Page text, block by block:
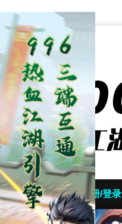
首页 发帖/注册/登录